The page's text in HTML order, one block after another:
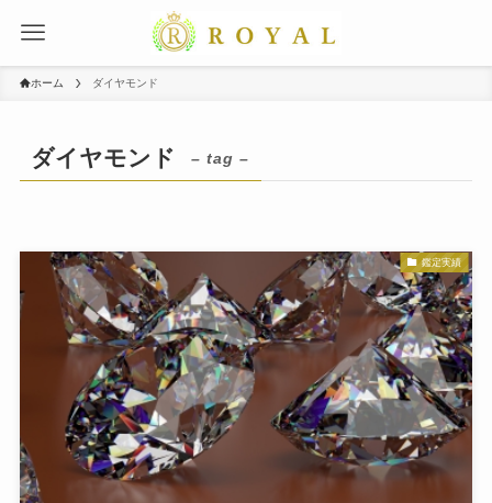
ホーム ダイヤモンド
ダイヤモンド – tag –
鑑定実績